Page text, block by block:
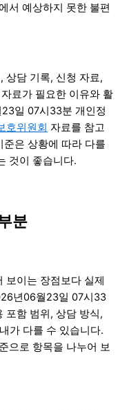
서 예상하지 못한 불편
상담 기록, 신청 자료,
료가 필요한 이유와 활
일 07시33분 개인정
호위원회 자료를 참고
은 상황에 따라 다를
것이 좋습니다.
분
이는 장점보다 실제
년06월23일 07시33
포함 범위, 상담 방식,
가 다를 수 있습니다.
으로 항목을 나누어 보